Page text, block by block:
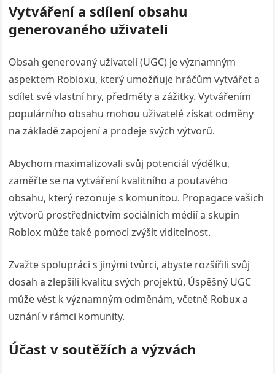
Vytváření a sdílení obsahu
generovaného uživateli
Obsah generovaný uživateli (UGC) je významným
aspektem Robloxu, který umožňuje hráčům vytvářet a
sdílet své vlastní hry, předměty a zážitky. Vytvářením
populárního obsahu mohou uživatelé získat odměny
na základě zapojení a prodeje svých výtvorů.
Abychom maximalizovali svůj potenciál výdělku,
zaměřte se na vytváření kvalitního a poutavého
obsahu, který rezonuje s komunitou. Propagace vašich
výtvorů prostřednictvím sociálních médií a skupin
Roblox může také pomoci zvýšit viditelnost.
Zvažte spolupráci s jinými tvůrci, abyste rozšířili svůj
dosah a zlepšili kvalitu svých projektů. Úspěšný UGC
může vést k významným odměnám, včetně Robux a
uznání v rámci komunity.
Účast v soutěžích a výzvách